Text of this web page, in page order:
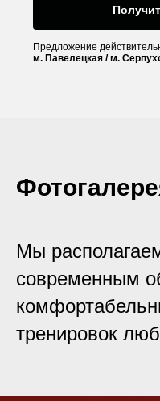
Предложение
м. Павелецкая / м.
Мы
современным
тренировок